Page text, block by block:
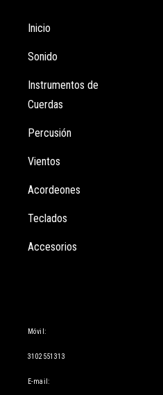
Inicio
Sonido
Instrumentos de
Cuerdas
Percusión
Vientos
Acordeones
Teclados
Accesorios
Móvil:
3102551313
E-mail: